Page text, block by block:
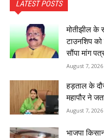
LATEST POSTS
मोतीझील के
टाउनशिप को
सौंपा मांग
August 7, 2026
हड़ताल के
महापौर ने
August 7, 2026
भाजपा